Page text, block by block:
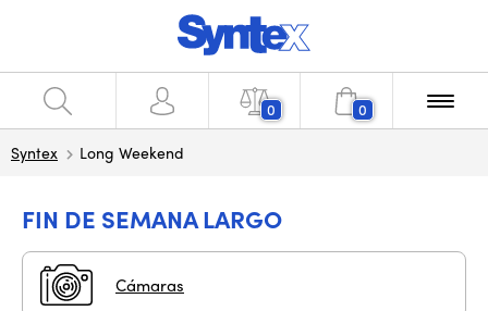
0 0
Syntex Long Weekend
FIN DE SEMANA LARGO
Cámaras